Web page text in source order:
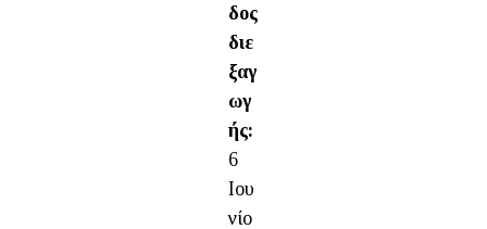
δος
διε
ξαγ
ωγ
ής:
6
Ιου
νίο